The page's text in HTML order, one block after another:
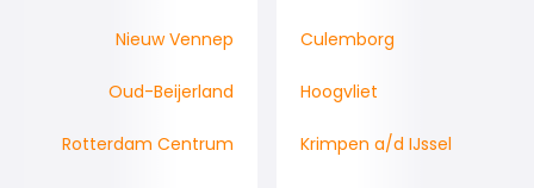
Nieuw Vennep
Oud-Beijerland
Rotterdam Centrum
Culemborg
Hoogvliet
Krimpen a/d IJssel